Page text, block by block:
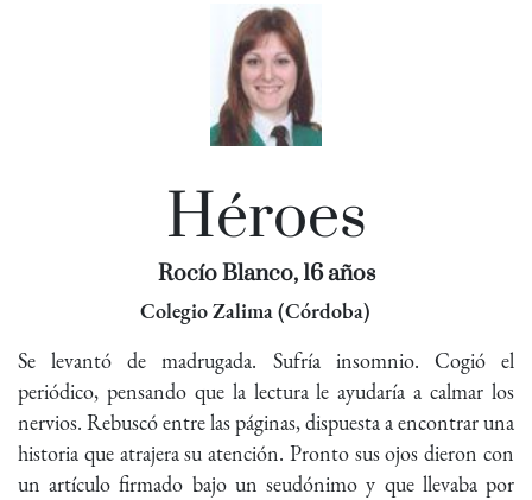
Héroes
Rocío Blanco, 16 años
Colegio Zalima (Córdoba)
Se levantó de madrugada. Sufría insomnio. Cogió el
periódico, pensando que la lectura le ayudaría a calmar los
nervios. Rebuscó entre las páginas, dispuesta a encontrar una
historia que atrajera su atención. Pronto sus ojos dieron con
un artículo firmado bajo un seudónimo y que llevaba por